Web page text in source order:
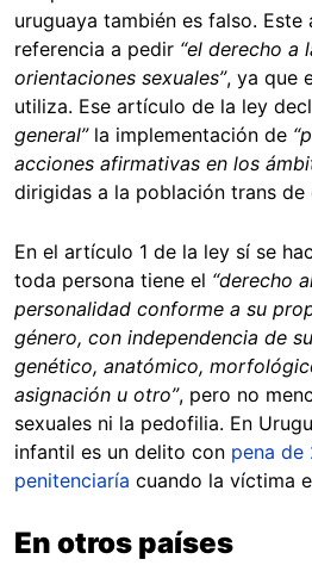
uruguaya también es falso.
referencia a pedir “el derecho a
orientaciones sexuales”, ya que
utiliza. Ese artículo de la ley
general”la implementación de
acciones afirmativas en los
dirigidas a la población trans de
En el artículo 1 de la ley sí se
toda persona tiene el “derecho
personalidad conforme a su
género, con independencia de
genético, anatómico,
asignación u otro”, pero no
sexuales ni la pedofilia. En
infantil es un delito con pena de
penitenciaría cuando la víctima
En otros países